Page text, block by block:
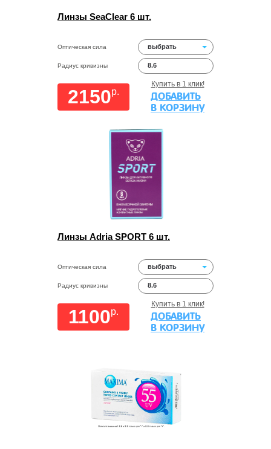
Линзы SeaClear 6 шт.
Оптическая сила выбрать
Радиус кривизны 8.6
2150p.
Купить в 1 клик!
ДОБАВИТЬ
В КОРЗИНУ
Линзы Adria SPORT 6 шт.
Оптическая сила выбрать
Радиус кривизны 8.6
1100p.
Купить в 1 клик!
ДОБАВИТЬ
В КОРЗИНУ